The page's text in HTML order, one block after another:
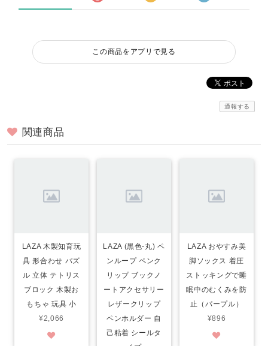
この商品をアプリで見る
通報する
関連商品
LAZA 木製知育玩
具 形合わせ パズ
ル 立体 テトリス
ブロック 木製お
もちゃ 玩具 小
¥2,066
LAZA (黒色-丸) ペ
ンループ ペンク
リップ ブックノ
ートアクセサリー
レザークリップ
ペンホルダー 自
己粘着 シールタ
LAZA おやすみ美
脚ソックス 着圧
ストッキングで睡
眠中のむくみを防
止（パープル）
¥896